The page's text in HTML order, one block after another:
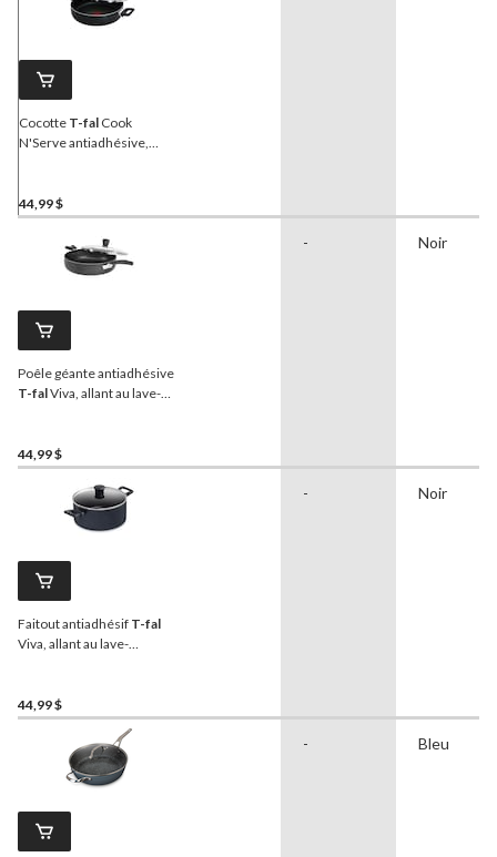
Cocotte T-fal Cook
N'Serve antiadhésive,
44,99 $
Poêle géante antiadhésive
T-falViva, allant au lave-
44,99 $
- Noir
Faitout antiadhésif T-fal
Viva, allant au lave-
44,99 $
- Noir
- Bleu